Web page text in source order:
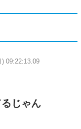
) 09:22:13.09
じゃん